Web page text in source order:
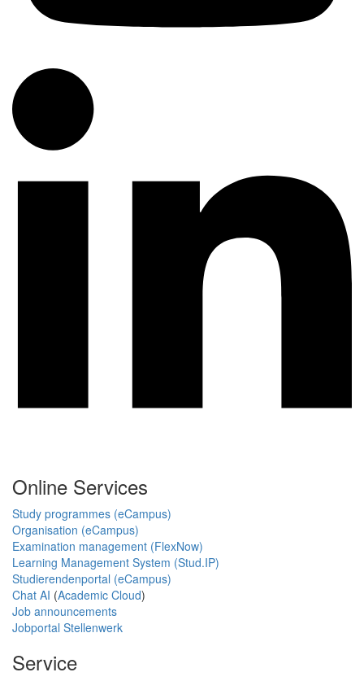
Online Services
Study programmes (eCampus)
Organisation (eCampus)
Examination management (FlexNow)
Learning Management System (Stud.IP)
Studierendenportal (eCampus)
Chat AI (Academic Cloud)
Job announcements
Jobportal Stellenwerk
Service